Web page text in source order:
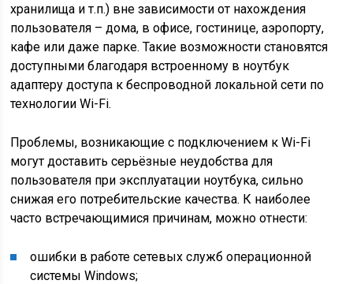
хранилища и т.п.) вне зависимости от нахождения
пользователя – дома, в офисе, гостинице, аэропорту,
кафе или даже парке. Такие возможности становятся
доступными благодаря встроенному в ноутбук
адаптеру доступа к беспроводной локальной сети по
технологии Wi-Fi.
Проблемы, возникающие с подключением к Wi-Fi
могут доставить серьёзные неудобства для
пользователя при эксплуатации ноутбука, сильно
снижая его потребительские качества. К наиболее
часто встречающимися причинам, можно отнести:
ошибки в работе сетевых служб операционной
системы Windows;